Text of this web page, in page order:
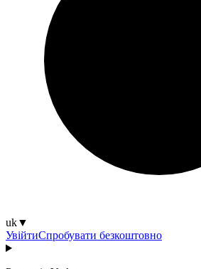
uk▼
УвійтиСпробувати безкоштовно